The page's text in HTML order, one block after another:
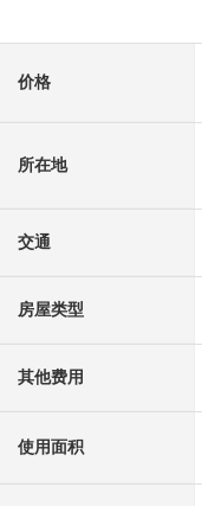
价格
所在地
交通
房屋类型
其他费用
使用面积